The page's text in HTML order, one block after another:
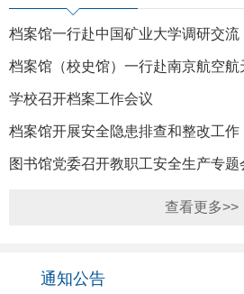
档案馆一行赴中国矿业大学调研交流
档案馆（校史馆）一行赴南京航空航
研交流
学校召开档案工作会议
档案馆开展安全隐患排查和整改工作
图书馆党委召开教职工安全生产专题
查看更多>>
通知公告